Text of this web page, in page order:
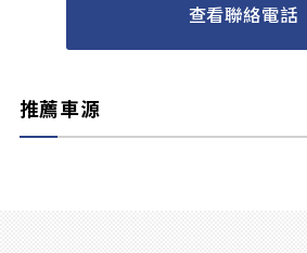
查看聯絡電話
推薦車源